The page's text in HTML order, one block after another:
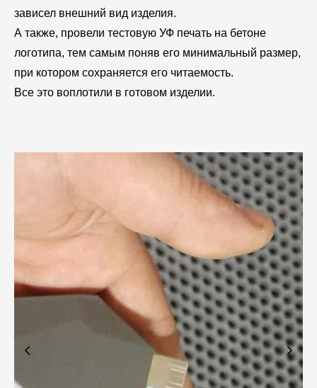
зависел внешний вид изделия.
А также, провели тестовую УФ печать на бетоне
логотипа, тем самым поняв его минимальный размер,
при котором сохраняется его читаемость.
Все это воплотили в готовом изделии.